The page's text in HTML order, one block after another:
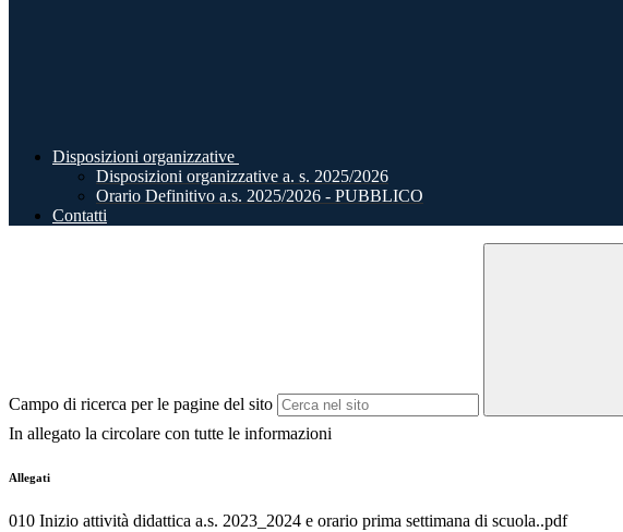
Disposizioni organizzative
Disposizioni organizzative a. s. 2025/2026
Orario Definitivo a.s. 2025/2026 - PUBBLICO
Contatti
Campo di ricerca per le pagine del sito
In allegato la circolare con tutte le informazioni
Allegati
010 Inizio attività didattica a.s. 2023_2024 e orario prima settimana di scuola..pdf